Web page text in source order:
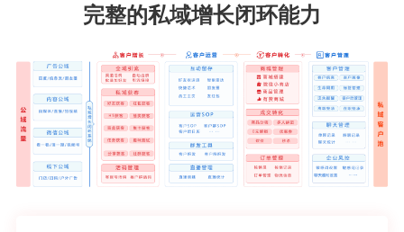
完整的私域增长闭环能力